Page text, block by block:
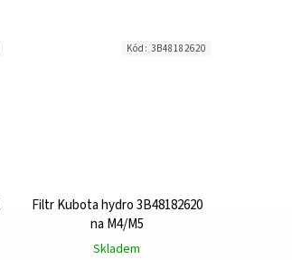
Filtr Kubota hydro 3B48182620
na M4/M5
Skladem
Kód: 3B48182620